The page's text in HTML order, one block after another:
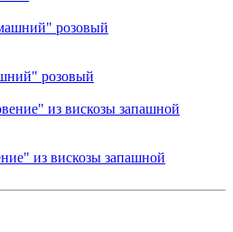
розовый
из вискозы запашной